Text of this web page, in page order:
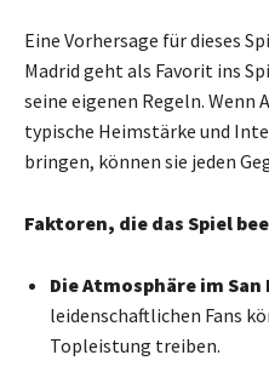
Eine Vorhersage für dieses
Madrid geht als Favorit ins
seine eigenen Regeln. Wenn
typische Heimstärke und
bringen, können sie jeden
Faktoren, die das Spiel
Die Atmosphäre im San
leidenschaftlichen Fans
Topleistung treiben.